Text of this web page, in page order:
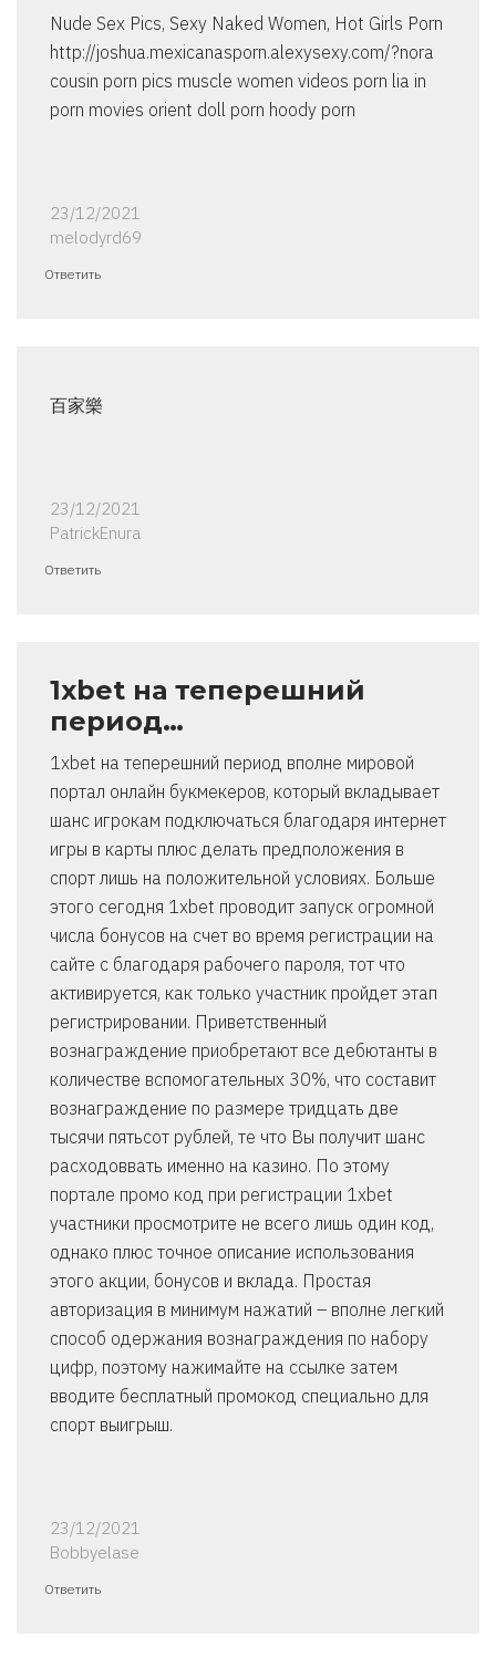
Nude Sex Pics, Sexy Naked Women, Hot Girls Porn
http://joshua.mexicanasporn.alexysexy.com/?nora
cousin porn pics muscle women videos porn lia in
porn movies orient doll porn hoody porn
23/12/2021
melodyrd69
Ответить
百家樂
23/12/2021
PatrickEnura
Ответить
1xbet на теперешний
период…
1xbet на теперешний период вполне мировой
портал онлайн букмекеров, который вкладывает
шанс игрокам подключаться благодаря интернет
игры в карты плюс делать предположения в
спорт лишь на положительной условиях. Больше
этого сегодня 1xbet проводит запуск огромной
числа бонусов на счет во время регистрации на
сайте с благодаря рабочего пароля, тот что
активируется, как только участник пройдет этап
регистрировании. Приветственный
вознаграждение приобретают все дебютанты в
количестве вспомогательных 30%, что составит
вознаграждение по размере тридцать две
тысячи пятьсот рублей, те что Вы получит шанс
расходоввать именно на казино. По этому
портале промо код при регистрации 1xbet
участники просмотрите не всего лишь один код,
однако плюс точное описание использования
этого акции, бонусов и вклада. Простая
авторизация в минимум нажатий – вполне легкий
способ одержания вознаграждения по набору
цифр, поэтому нажимайте на ссылке затем
вводите бесплатный промокод специально для
спорт выигрыш.
23/12/2021
Bobbyelase
Ответить